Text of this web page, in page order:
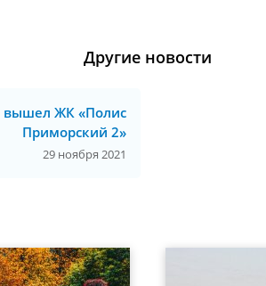
Другие новости
вышел ЖК «Полис
Приморский 2»
29 ноября 2021